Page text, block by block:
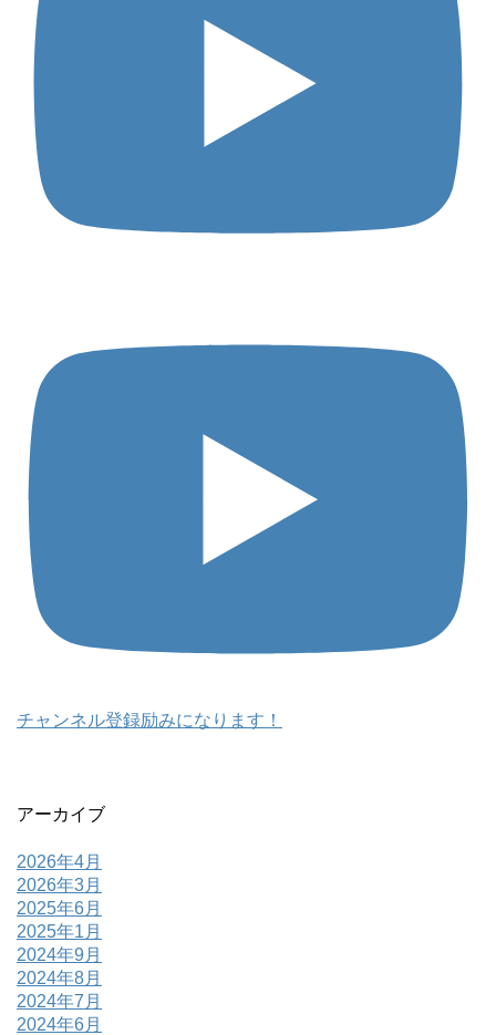
チャンネル登録励みになります！
アーカイブ
2026年4月
2026年3月
2025年6月
2025年1月
2024年9月
2024年8月
2024年7月
2024年6月